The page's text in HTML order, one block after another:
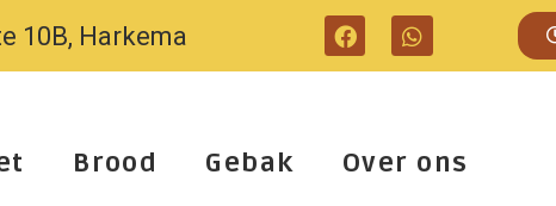
10B, Harkema
Brood Gebak Over ons